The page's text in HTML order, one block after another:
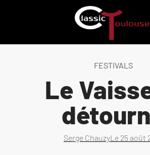
FESTIVALS
Le
Serge ChauzyLe 25 août